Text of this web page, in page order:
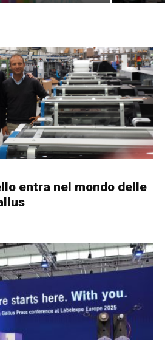
entra nel mondo delle